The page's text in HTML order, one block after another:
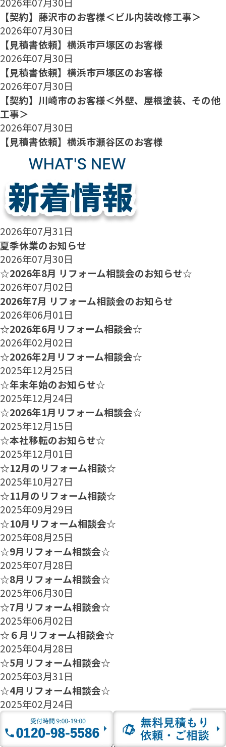
【契約】藤沢市のお客様＜ビル内装改修工事＞
2026年07月30日
【見積書依頼】横浜市戸塚区のお客様
2026年07月30日
【見積書依頼】横浜市戸塚区のお客様
2026年07月30日
【契約】川崎市のお客様＜外壁、屋根塗装、その他
工事＞
2026年07月30日
【見積書依頼】横浜市瀬谷区のお客様
2026年07月31日
夏季休業のお知らせ
2026年07月30日
☆2026年8月 リフォーム相談会のお知らせ☆
2026年07月02日
2026年7月 リフォーム相談会のお知らせ
2026年06月01日
☆2026年6月リフォーム相談会☆
2026年02月02日
☆2026年2月リフォーム相談会☆
2025年12月25日
☆年末年始のお知らせ☆
2025年12月24日
☆2026年1月リフォーム相談会☆
2025年12月15日
☆本社移転のお知らせ☆
2025年12月01日
☆12月のリフォーム相談☆
2025年10月27日
☆11月のリフォーム相談☆
2025年09月29日
☆10月リフォーム相談会☆
2025年08月25日
☆9月リフォーム相談会☆
2025年07月28日
☆8月リフォーム相談会☆
2025年06月30日
☆7月リフォーム相談会☆
2025年06月02日
☆６月リフォーム相談会☆
2025年04月28日
☆5月リフォーム相談会☆
2025年03月31日
☆4月リフォーム相談会☆
2025年02月24日
☆3月リフォーム相談会☆
2025年01月27日